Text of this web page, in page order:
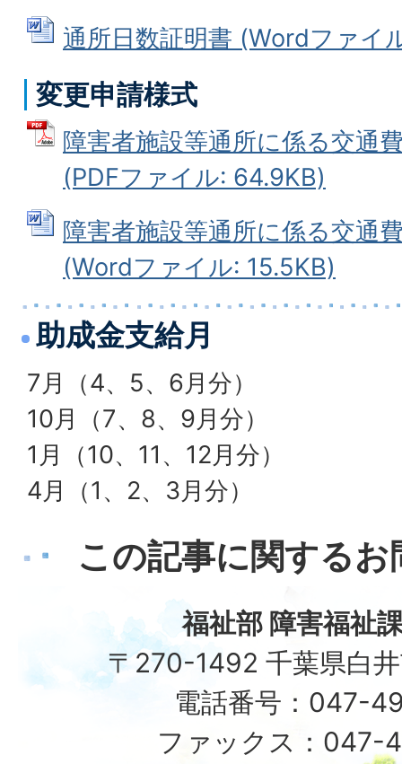
通所日数証明書 (Wordファイ
変更申請様式
障害者施設等通所に係る交通
(PDFファイル: 64.9KB)
障害者施設等通所に係る交通
(Wordファイル: 15.5KB)
助成金支給月
7月（4、5、6月分）
10月（7、8、9月分）
1月（10、11、12月分）
4月（1、2、3月分）
この記事に関する
福祉部 障害福祉
〒270-1492 千葉県白
電話番号：047-
ファックス：047-